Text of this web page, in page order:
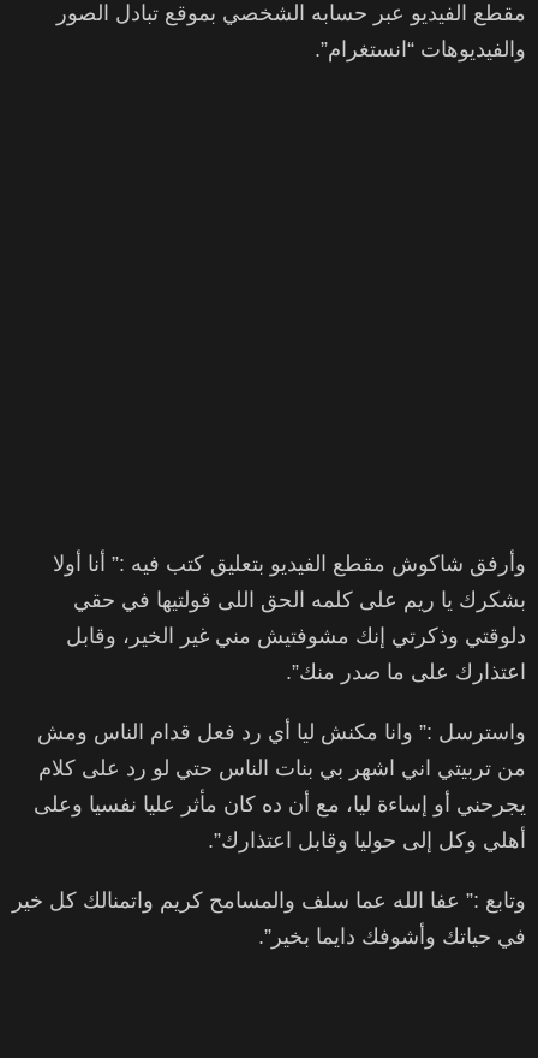
مقطع الفيديو عبر حسابه الشخصي بموقع تبادل الصور
والفيديوهات “انستغرام”.
وأرفق شاكوش مقطع الفيديو بتعليق كتب فيه :” أنا أولا
بشكرك يا ريم على كلمه الحق اللى قولتيها في حقي
دلوقتي وذكرتي إنك مشوفتيش مني غير الخير، وقابل
اعتذارك على ما صدر منك”.
واسترسل :” وانا مكنش ليا أي رد فعل قدام الناس ومش
من تربيتي اني اشهر بي بنات الناس حتي لو رد على كلام
يجرحني أو إساءة ليا، مع أن ده كان مأثر عليا نفسيا وعلى
أهلي وكل إلى حوليا وقابل اعتذارك”.
وتابع :” عفا الله عما سلف والمسامح كريم واتمنالك كل خير
في حياتك وأشوفك دايما بخير”.